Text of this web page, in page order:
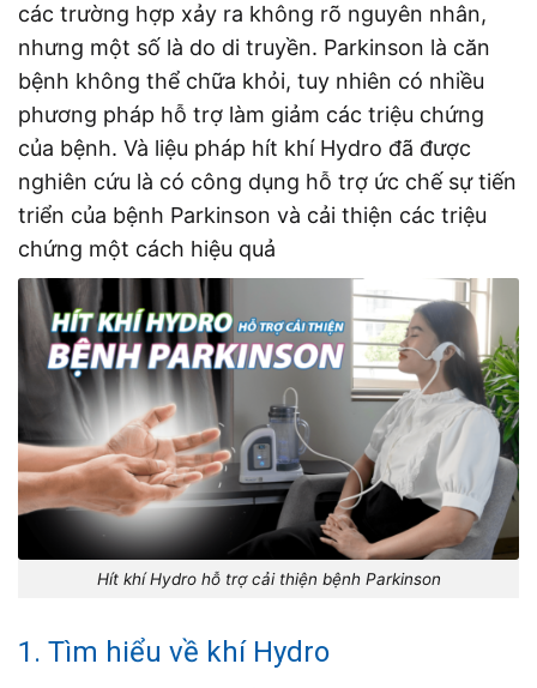
các trường hợp xảy ra không rõ nguyên nhân,
nhưng một số là do di truyền. Parkinson là căn
bệnh không thể chữa khỏi, tuy nhiên có nhiều
phương pháp hỗ trợ làm giảm các triệu chứng
của bệnh. Và liệu pháp hít khí Hydro đã được
nghiên cứu là có công dụng hỗ trợ ức chế sự tiến
triển của bệnh Parkinson và cải thiện các triệu
chứng một cách hiệu quả
Hít khí Hydro hỗ trợ cải thiện bệnh Parkinson
1. Tìm hiểu về khí Hydro